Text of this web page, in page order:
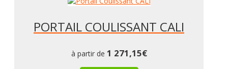
PORTAIL COULISSANT CALI
à partir de 1 271,15€